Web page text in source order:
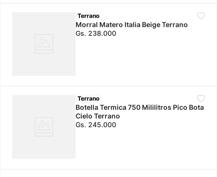
Terrano
Morral Matero Italia Beige Terrano
Gs. 238.000
Terrano
Botella Termica 750 Mililitros Pico Bota
Cielo Terrano
Gs. 245.000